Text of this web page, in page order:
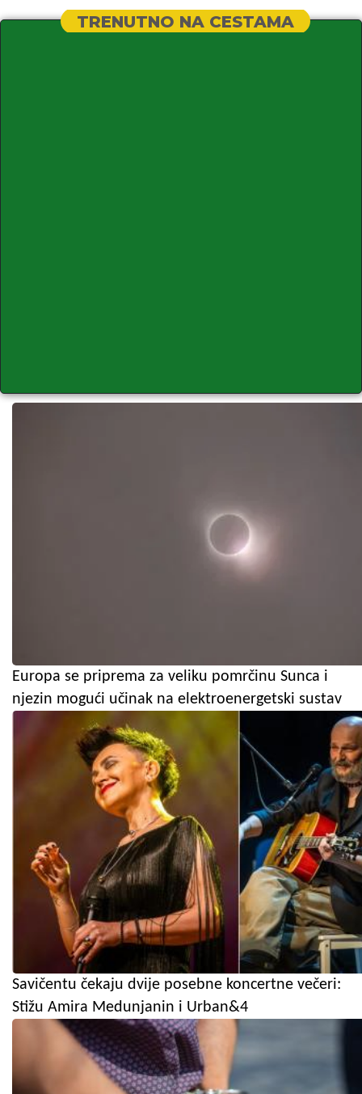
TRENUTNO NA CESTAMA
Europa se priprema za veliku pomrčinu Sunca i
njezin mogući učinak na elektroenergetski sustav
Savičentu čekaju dvije posebne koncertne večeri:
Stižu Amira Medunjanin i Urban&4